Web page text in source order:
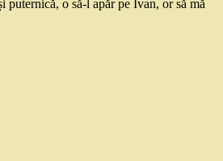
o să-l apăr pe Ivan, or să mă